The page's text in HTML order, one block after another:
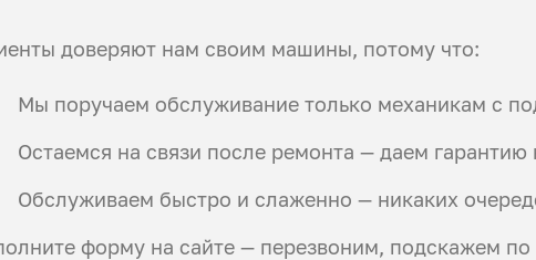
доверяют нам своим машины, потому что:
Мы поручаем обслуживание только механикам с
Остаемся на связи после ремонта — даем
Обслуживаем быстро и слаженно — никаких
форму на сайте — перезвоним, подскажем